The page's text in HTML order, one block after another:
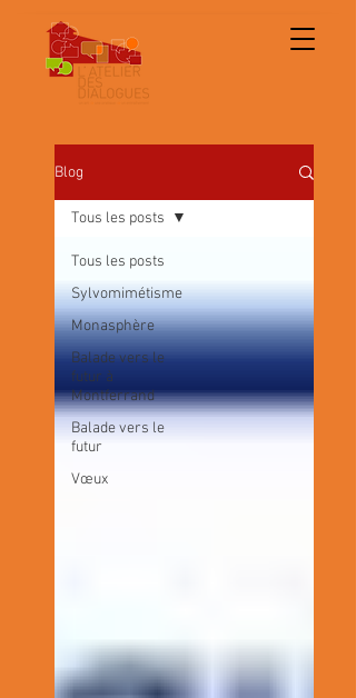
Blog
Tous les posts
Sylvomimétisme
Monasphère
Balade vers le
futur à
Montferrand
Balade vers le
futur
Vœux
Tous les posts